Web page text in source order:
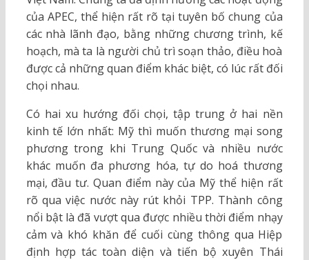
của APEC, thể hiện rất rõ tại tuyên bố chung của
các nhà lãnh đạo, bằng những chương trình, kế
hoạch, mà ta là người chủ trì soạn thảo, điều hoà
được cả những quan điểm khác biệt, có lúc rất đối
chọi nhau.
Có hai xu hướng đối chọi, tập trung ở hai nền
kinh tế lớn nhất: Mỹ thì muốn thương mại song
phương trong khi Trung Quốc và nhiều nước
khác muốn đa phương hóa, tự do hoá thương
mại, đầu tư. Quan điểm này của Mỹ thể hiện rất
rõ qua việc nước này rút khỏi TPP. Thành công
nổi bật là đã vượt qua được nhiều thời điểm nhạy
cảm và khó khăn để cuối cùng thông qua Hiệp
định hợp tác toàn diện và tiến bộ xuyên Thái